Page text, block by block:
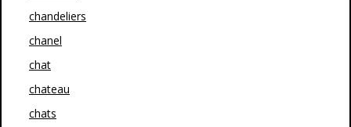
chandeliers
chanel
chat
chateau
chats